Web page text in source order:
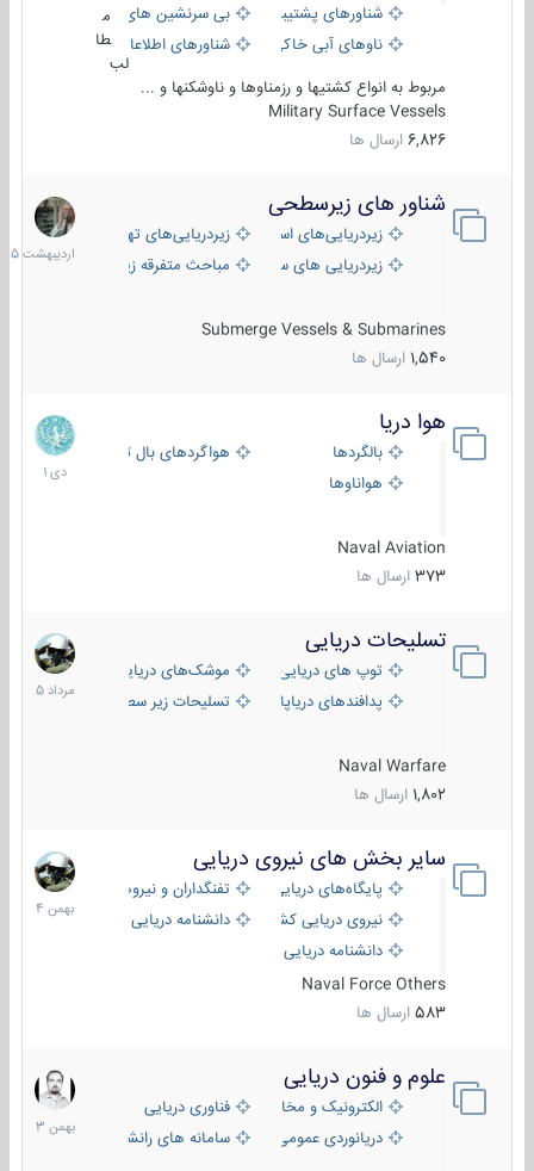
شناورهای پشتیبانی
بی سرنشین های دریایی
ناوهای آبی خاکی و نیروبرشناورهای اطلاعاتی و جاسوسی
طا
لب
مربوط به انواع کشتیها و رزمناوها و ناوشکنها و ...
Military Surface Vessels
6,826 ارسال ها
شناور های زیرسطحی
زیردریایی‌های استراتژیکزیردریایی‌های تهاجمی
زیردریایی های سبک
مباحث متفرقه زیرسطحی
Submerge Vessels & Submarines
1,540 ارسال ها
31
1405
هوا دریا
بالگردها
هواگردهای بال ثابت
هواناوها
Naval Aviation
373 ارسال ها
12
دی
1401
تسلیحات دریایی
توپ های دریایی
موشک‌های دریایی
پدافندهای دریاپایه
تسلیحات زیر سطحی
Naval Warfare
1,802 ارسال ها
2
مرداد
1405
سایر بخش های نیروی دریایی
پایگاه‌های دریایی
تفنگداران و نیروهای ویژه‌ی دریایی
نیروی دریایی کشورهای مختلفدانشنامه دریایی
دانشنامه دریایی کپی
Naval Force Others
583 ارسال ها
22
بهمن
1404
علوم و فنون دریایی
الکترونیک و مخابرات دریاییفناوری دریایی
دریانوردی عمومی
سامانه های رانشی دریایی
6
بهمن
1403